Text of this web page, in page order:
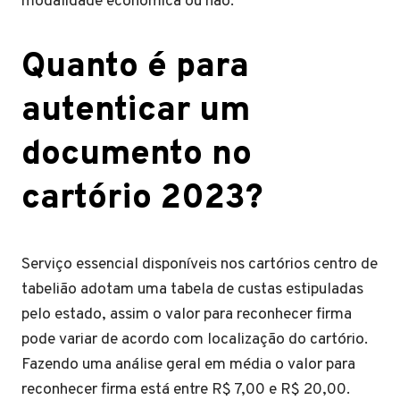
Quanto é para
autenticar um
documento no
cartório 2023?
Serviço essencial disponíveis nos cartórios centro de
tabelião adotam uma tabela de custas estipuladas
pelo estado, assim o valor para reconhecer firma
pode variar de acordo com localização do cartório.
Fazendo uma análise geral em média o valor para
reconhecer firma está entre R$ 7,00 e R$ 20,00.